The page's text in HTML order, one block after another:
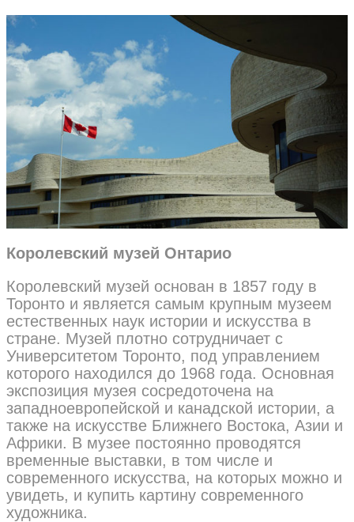
Королевский музей Онтарио
Королевский музей основан в 1857 году в
Торонто и является самым крупным музеем
естественных наук истории и искусства в
стране. Музей плотно сотрудничает с
Университетом Торонто, под управлением
которого находился до 1968 года. Основная
экспозиция музея сосредоточена на
западноевропейской и канадской истории, а
также на искусстве Ближнего Востока, Азии и
Африки. В музее постоянно проводятся
временные выставки, в том числе и
современного искусства, на которых можно и
увидеть, и купить картину современного
художника.